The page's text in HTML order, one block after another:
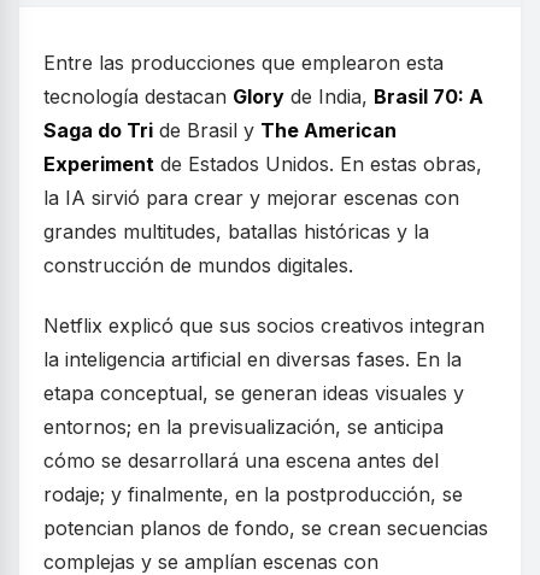
Entre las producciones que emplearon esta
tecnología destacan Glory de India, Brasil 70: A
Saga do Tri de Brasil y The American
Experiment de Estados Unidos. En estas obras,
la IA sirvió para crear y mejorar escenas con
grandes multitudes, batallas históricas y la
construcción de mundos digitales.
Netflix explicó que sus socios creativos integran
la inteligencia artificial en diversas fases. En la
etapa conceptual, se generan ideas visuales y
entornos; en la previsualización, se anticipa
cómo se desarrollará una escena antes del
rodaje; y finalmente, en la postproducción, se
potencian planos de fondo, se crean secuencias
complejas y se amplían escenas con